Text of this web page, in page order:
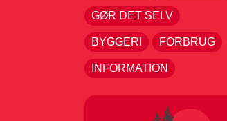
GØR DET SELV
BYGGERI FORBRUG
INFORMATION